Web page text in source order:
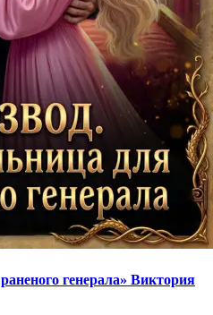
генерала» Виктория